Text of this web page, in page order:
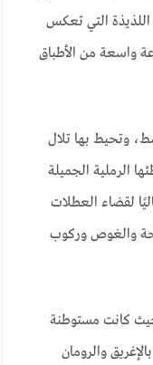
اللذيذة التي تعكس
واسعة من الأطباق
وتحيط بها تلال
الرملية الجميلة
لقضاء العطلات
والغوص وركوب
حيث كانت مستوطنة
والرومان